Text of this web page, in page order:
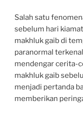
Salah satu
sebelum hari
makhluk gaib di
paranormal
mendengar cerita-
makhluk gaib
menjadi pertanda
memberikan